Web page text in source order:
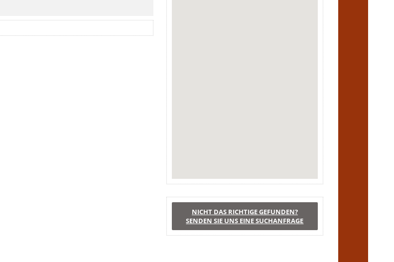
NICHT DAS RICHTIGE GEFUNDEN?
SENDEN SIE UNS EINE SUCHANFRAGE